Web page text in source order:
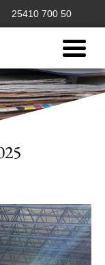
25410 700 50